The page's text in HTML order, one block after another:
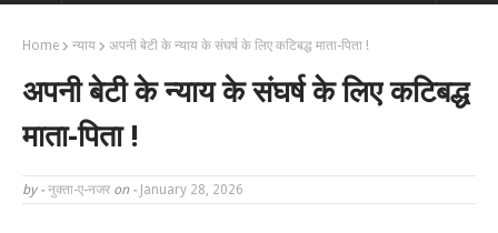
Home न्याय अपनी बेटी के न्याय के संघर्ष के लिए कटिबद्ध माता-पिता !
अपनी बेटी के न्याय के संघर्ष के लिए कटिबद्ध
माता-पिता !
by - नुक्ता-ए-नजर on - January 28, 2026